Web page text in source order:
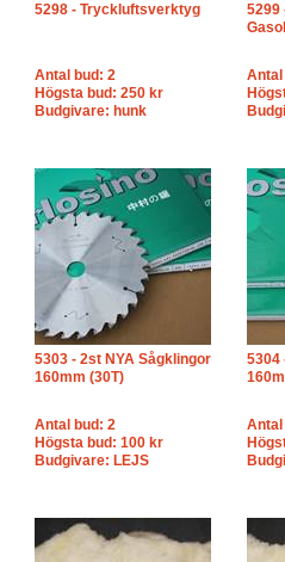
5298 - Tryckluftsverktyg
Antal bud: 2
Högsta bud: 250 kr
Budgivare: hunk
5299
Antal
5303 - 2st NYA Sågklingor
160mm (30T)
Antal bud: 2
Högsta bud: 100 kr
Budgivare: LEJS
5304
Antal